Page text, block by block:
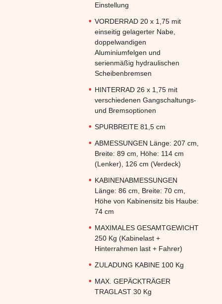
Einstellung
VORDERRAD 20 x 1,75 mit
einseitig gelagerter Nabe,
doppelwandigen
Aluminiumfelgen und
serienmäßig hydraulischen
Scheibenbremsen
HINTERRAD 26 x 1,75 mit
verschiedenen Gangschaltungs-
und Bremsoptionen
SPURBREITE 81,5 cm
ABMESSUNGEN Länge: 207 cm,
Breite: 89 cm, Höhe: 114 cm
(Lenker), 126 cm (Verdeck)
KABINENABMESSUNGEN
Länge: 86 cm, Breite: 70 cm,
Höhe von Kabinensitz bis Haube:
74 cm
MAXIMALES GESAMTGEWICHT
250 Kg (Kabinelast +
Hinterrahmen last + Fahrer)
ZULADUNG KABINE 100 Kg
MAX. GEPÄCKTRÄGER
TRAGLAST 30 Kg